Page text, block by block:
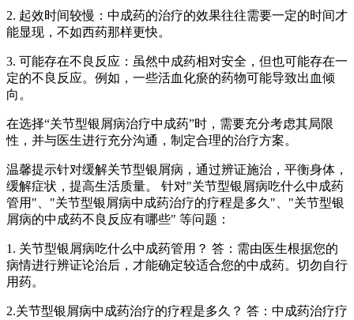
2. 起效时间较慢：中成药的治疗的效果往往需要一定的时间才
能显现，不如西药那样更快。
3. 可能存在不良反应：虽然中成药相对安全，但也可能存在一
定的不良反应。例如，一些活血化瘀的药物可能导致出血倾
向。
在选择“关节型银屑病治疗中成药”时，需要充分考虑其局限
性，并与医生进行充分沟通，制定合理的治疗方案。
温馨提示针对缓解关节型银屑病，通过辨证施治，平衡身体，
缓解症状，提高生活质量。 针对"关节型银屑病吃什么中成药
管用"、"关节型银屑病中成药治疗的疗程是多久"、"关节型银
屑病的中成药不良反应有哪些" 等问题：
1. 关节型银屑病吃什么中成药管用？ 答：需由医生根据您的
病情进行辨证论治后，才能确定较适合您的中成药。切勿自行
用药。
2.关节型银屑病中成药治疗的疗程是多久？ 答：中成药治疗疗